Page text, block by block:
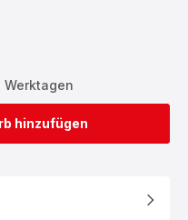
hinzufügen